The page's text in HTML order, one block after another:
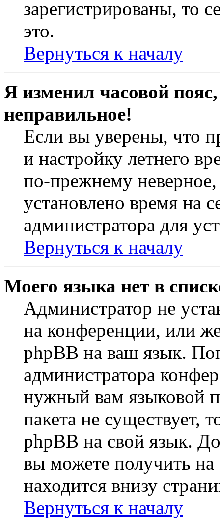
зарегистрированы, то
это.
Вернуться к началу
Я изменил часовой
неправильное!
Если вы уверены, что
и настройку летнего
по-прежнему неверное,
установлено время на
администратора для
Вернуться к началу
Моего языка нет в
Администратор не
на конференции, или
phpBB на ваш язык.
администратора
нужный вам языковой
пакета не существует,
phpBB на свой язык.
вы можете получить на
находится внизу
Вернуться к началу